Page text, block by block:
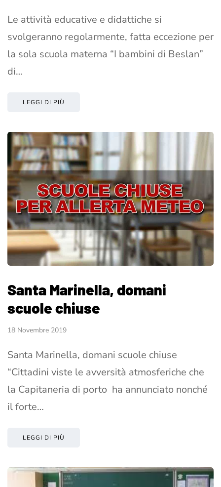
Le attività educative e didattiche si
svolgeranno regolarmente, fatta eccezione per
la sola scuola materna “I bambini di Beslan”
di…
LEGGI DI PIÙ
Santa Marinella, domani
scuole chiuse
18 Novembre 2019
Santa Marinella, domani scuole chiuse
“Cittadini viste le avversità atmosferiche che
la Capitaneria di porto ha annunciato nonché
il forte…
LEGGI DI PIÙ